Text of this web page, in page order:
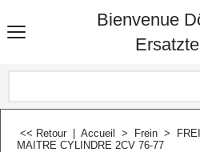
Bienvenue
<< Retour Accueil > Frein >
MAITRE CYLINDRE 2CV 76-77